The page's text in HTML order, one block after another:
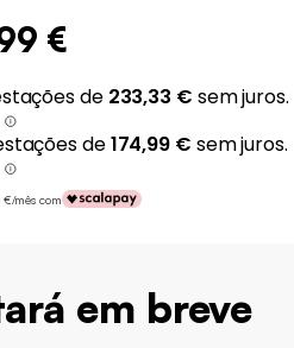
€
€/mês com
em breve